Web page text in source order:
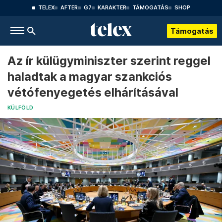
TELEX AFTER G7 KARAKTER TÁMOGATÁS SHOP
Támogatás
Az ír külügyminiszter szerint reggel
haladtak a magyar szankciós
vétófenyegetés elhárításával
KÜLFÖLD